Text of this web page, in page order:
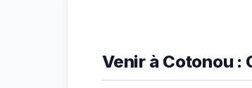
Venir à Cotonou